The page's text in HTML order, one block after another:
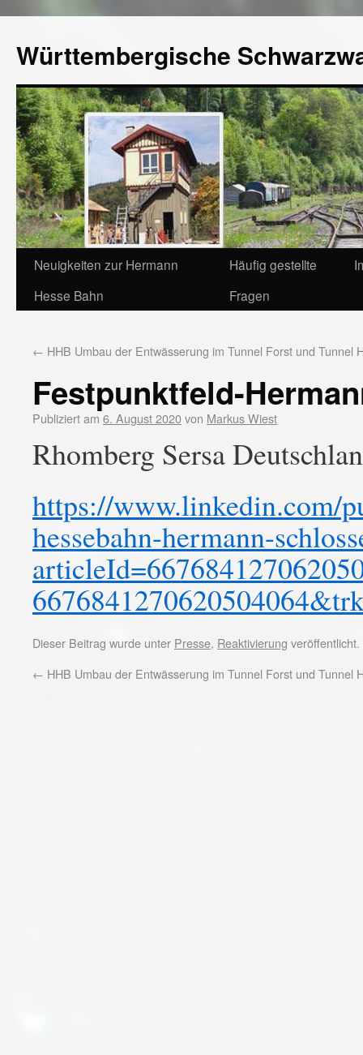
Württembergische
Neuigkeiten zur Hermann
Hesse Bahn
Häufig gestellte
Fragen
← HHB Umbau der Entwässerung im Tunnel Forst und Tunnel
Festpunktfeld-
Publiziert am 6. August 2020von Markus Wiest
Rhomberg Sersa
https://www.linkedin.com/
hessebahn-hermann-
Dieser Beitrag wurde unter Presse, Reaktivierung
← HHB Umbau der Entwässerung im Tunnel Forst und Tunnel